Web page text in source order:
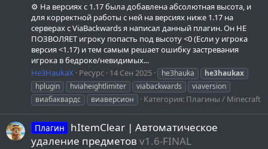
⚙️ На версиях с 1.17 была добавлена абсолютная высота, и
для корректной работы с ней на версиях ниже 1.17 на
серверах с ViaBackwards я написал данный плагин. Он НЕ
ПОЗВОЛЯЕТ игроку попасть под высоту <0 (Если у игрока
версия <1.17) и тем самым решает ошибку застревания
игрока в бедроке/невидимых...
He3HaukaX Ресурс 14 Сен 2025 he3hauka
he3haukax
hplugin
hviaheightlimiter viabackwards
viaversion
виабаквардс
виаверсион Категория: Плагины / Minecraft
Плагин
hItemClear | Автоматическое
удаление предметов v1.6-FINAL